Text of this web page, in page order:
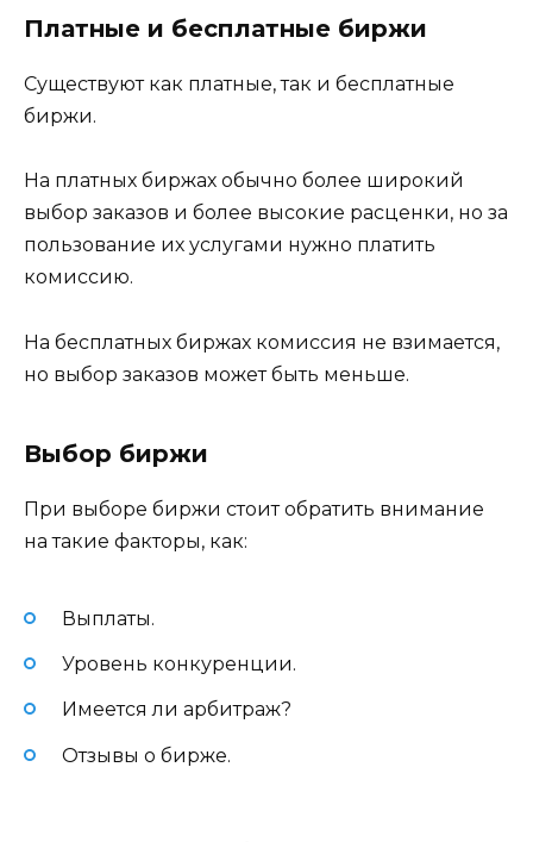
Платные и бесплатные биржи
Существуют как платные, так и бесплатные
биржи.
На платных биржах обычно более широкий
выбор заказов и более высокие расценки, но за
пользование их услугами нужно платить
комиссию.
На бесплатных биржах комиссия не взимается,
но выбор заказов может быть меньше.
Выбор биржи
При выборе биржи стоит обратить внимание
на такие факторы, как:
Выплаты.
Уровень конкуренции.
Имеется ли арбитраж?
Отзывы о бирже.